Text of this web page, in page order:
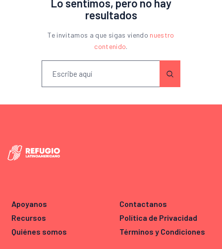
Lo sentimos, pero no hay
resultados
Te invitamos a que sigas viendo nuestro
contenido.
Apoyanos
Recursos
Quiénes somos
Contactanos
Política de Privacidad
Términos y Condiciones